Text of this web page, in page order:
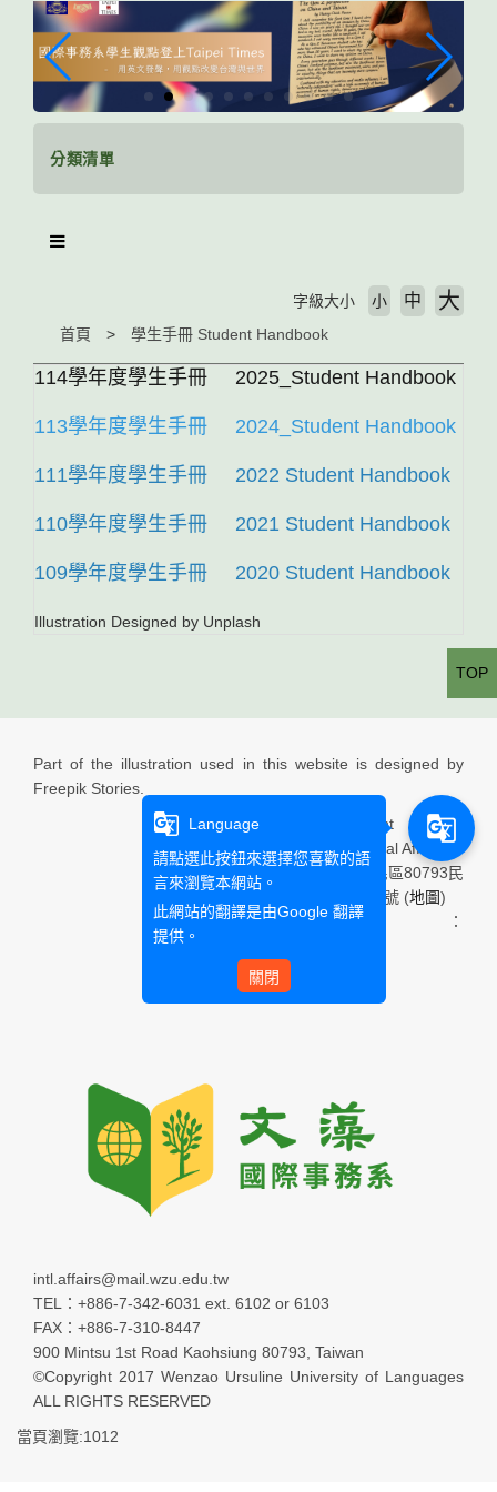
分類清單
首頁 學生手冊 Student Handbook
字級大小 小 中 大
114學年度學生手冊 2025_Student Handbook
113學年度學生手冊 2024_Student Handbook
111學年度學生手冊 2022 Student Handbook
110學年度學生手冊 2021 Student Handbook
109學年度學生手冊 2020 Student Handbook
Illustration Designed by Unplash
Part of the illustration used in this website is designed by
Freepik Stories.
Department of
International Affairs
高雄市三民區80793民
族一路900號 (地圖)
Email：
intl.affairs@mail.wzu.edu.tw
TEL：+886-7-342-6031 ext. 6102 or 6103
FAX：+886-7-310-8447
900 Mintsu 1st Road Kaohsiung 80793, Taiwan
©Copyright 2017 Wenzao Ursuline University of Languages
ALL RIGHTS RESERVED
當頁瀏覽:1012
TOP
g_translate
Language
請點選此按鈕來選擇您喜歡的語
言來瀏覽本網站。
此網站的翻譯是由Google 翻譯
提供。
關閉
g_translate